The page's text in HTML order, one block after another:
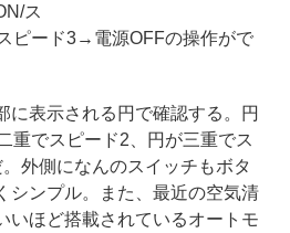
ス
ピード3→電源OFFの操作がで
表示される円で確認する。円
重でスピード2、円が三重でス
外側になんのスイッチもボタ
シンプル。また、最近の空気清
いほど搭載されているオートモ